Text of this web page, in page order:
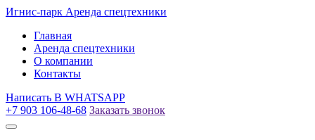
Игнис-парк Аренда спецтехники
Главная
Аренда спецтехники
О компании
Контакты
Написать В WHATSAPP
+7 903 106-48-68 Заказать звонок